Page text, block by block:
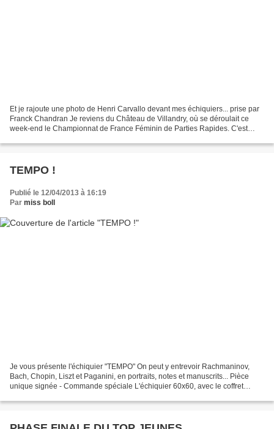
Et je rajoute une photo de Henri Carvallo devant mes échiquiers... prise par
Franck Chandran Je reviens du Château de Villandry, où se déroulait ce
week-end le Championnat de France Féminin de Parties Rapides. C'est
TEMPO !
Publié le 12/04/2013 à 16:19
Par miss boll
Je vous présente l'échiquier "TEMPO" On peut y entrevoir Rachmaninov,
Bach, Chopin, Liszt et Paganini, en portraits, notes et manuscrits... Pièce
unique signée - Commande spéciale L'échiquier 60x60, avec le coffret